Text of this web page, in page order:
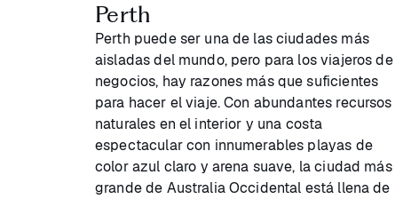
Perth
Perth puede ser una de las ciudades más
aisladas del mundo, pero para los viajeros de
negocios, hay razones más que suficientes
para hacer el viaje. Con abundantes recursos
naturales en el interior y una costa
espectacular con innumerables playas de
color azul claro y arena suave, la ciudad más
grande de Australia Occidental está llena de